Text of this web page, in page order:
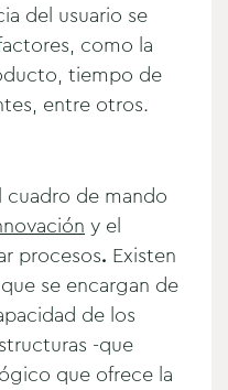
del usuario se
como la
tiempo de
entre otros.
cuadro de mando
y el
procesos. Existen
se encargan de
de los
-que
que ofrece la